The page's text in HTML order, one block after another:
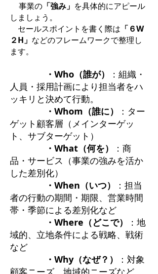
事業の 「強み」 を具体的にアピール
しましょう。
セールスポイントを書く際は 「６W
２H」 などのフレームワークで整理し
ます。
・Who（誰が）
：組織・
人員・採用計画により担当者をハ
ッキリと決めて行動。
・Whom（誰に）
：ター
ゲット顧客層（メインターゲッ
ト、サブターゲット）
・What（何を）
：商
品・サービス（事業の強みを活か
した差別化）
・When（いつ）
：担当
者の行動の期間・期限、営業時間
帯・季節による差別化など
・Where（どこで）
：地
域的、立地条件による戦略、戦術
など
・Why（なぜ？）
：対象
顧客ニーズ、地域的ニーズなど